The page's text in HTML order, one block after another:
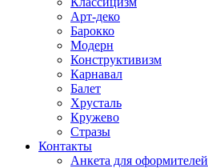
Арт-деко
Барокко
Модерн
Конструктивизм
Карнавал
Балет
Хрусталь
Кружево
Стразы
Контакты
Анкета для оформителей